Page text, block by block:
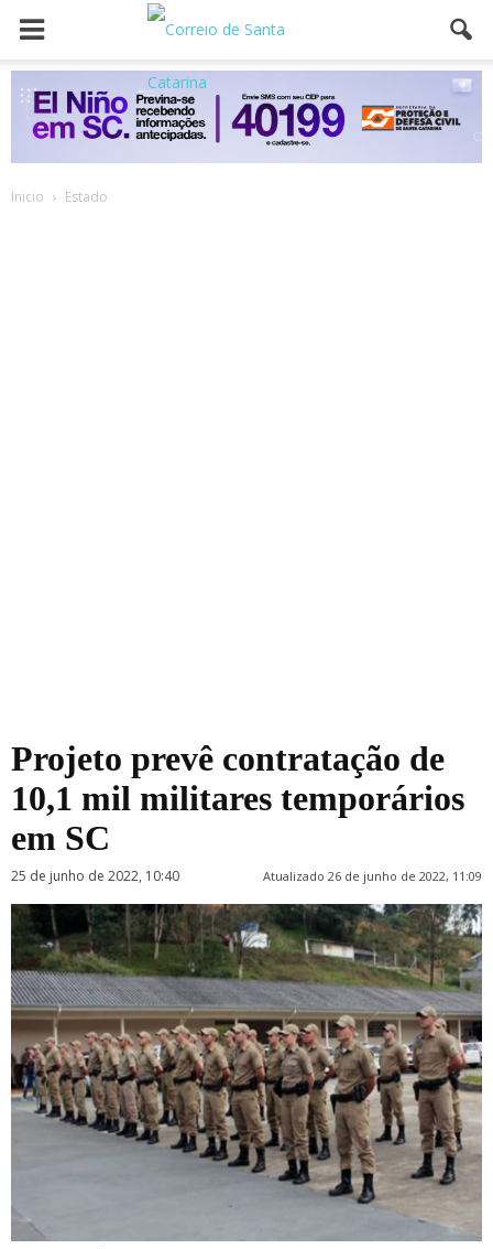
Inicio Estado
Projeto prevê contratação de
10,1 mil militares temporários
em SC
25 de junho de 2022, 10:40 Atualizado 26 de junho de 2022, 11:09